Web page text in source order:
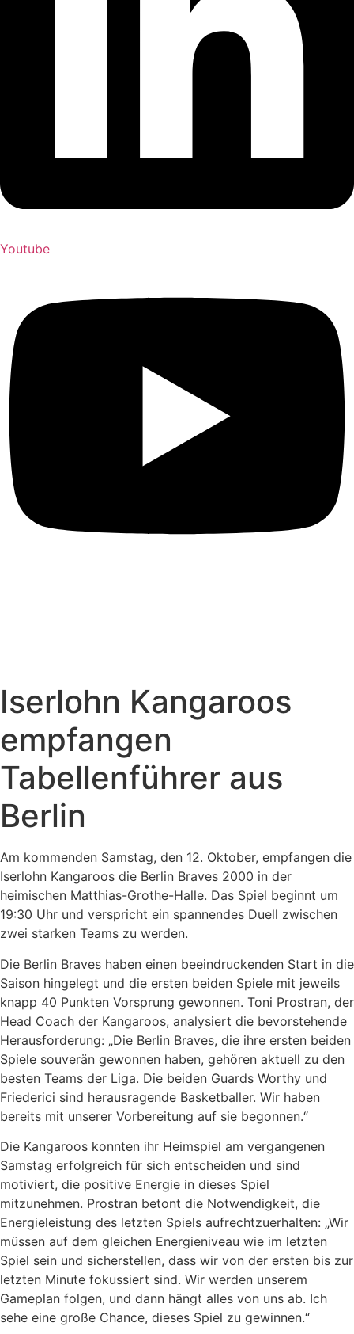
Youtube
Iserlohn Kangaroos
empfangen
Tabellenführer aus
Berlin
Am kommenden Samstag, den 12. Oktober, empfangen die
Iserlohn Kangaroos die Berlin Braves 2000 in der
heimischen Matthias-Grothe-Halle. Das Spiel beginnt um
19:30 Uhr und verspricht ein spannendes Duell zwischen
zwei starken Teams zu werden.
Die Berlin Braves haben einen beeindruckenden Start in die
Saison hingelegt und die ersten beiden Spiele mit jeweils
knapp 40 Punkten Vorsprung gewonnen. Toni Prostran, der
Head Coach der Kangaroos, analysiert die bevorstehende
Herausforderung: „Die Berlin Braves, die ihre ersten beiden
Spiele souverän gewonnen haben, gehören aktuell zu den
besten Teams der Liga. Die beiden Guards Worthy und
Friederici sind herausragende Basketballer. Wir haben
bereits mit unserer Vorbereitung auf sie begonnen.“
Die Kangaroos konnten ihr Heimspiel am vergangenen
Samstag erfolgreich für sich entscheiden und sind
motiviert, die positive Energie in dieses Spiel
mitzunehmen. Prostran betont die Notwendigkeit, die
Energieleistung des letzten Spiels aufrechtzuerhalten: „Wir
müssen auf dem gleichen Energieniveau wie im letzten
Spiel sein und sicherstellen, dass wir von der ersten bis zur
letzten Minute fokussiert sind. Wir werden unserem
Gameplan folgen, und dann hängt alles von uns ab. Ich
sehe eine große Chance, dieses Spiel zu gewinnen.“